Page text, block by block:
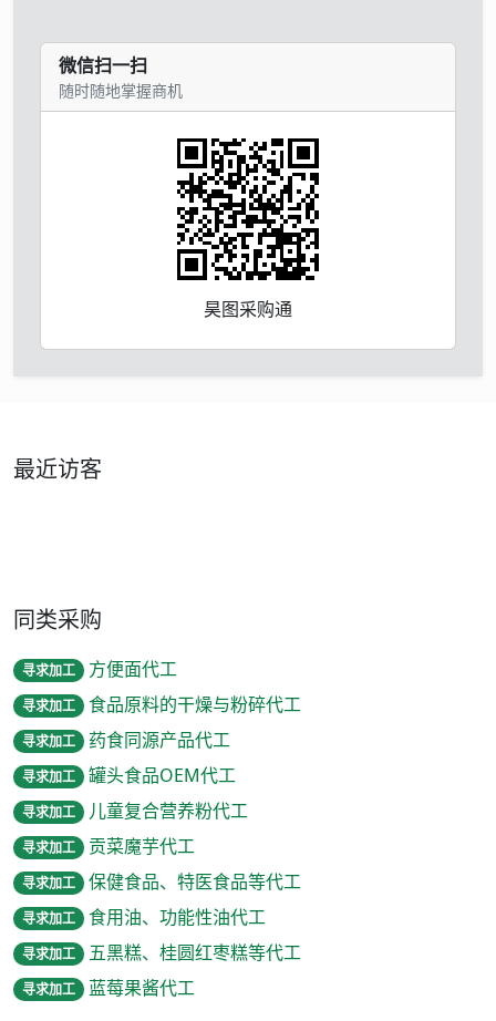
微信扫一扫
随时随地掌握商机
昊图采购通
最近访客
同类采购
寻求加工 方便面代工
寻求加工 食品原料的干燥与粉碎代工
寻求加工 药食同源产品代工
寻求加工 罐头食品OEM代工
寻求加工 儿童复合营养粉代工
寻求加工 贡菜魔芋代工
寻求加工 保健食品、特医食品等代工
寻求加工 食用油、功能性油代工
寻求加工 五黑糕、桂圆红枣糕等代工
寻求加工 蓝莓果酱代工